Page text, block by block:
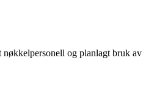
og planlagt bruk av